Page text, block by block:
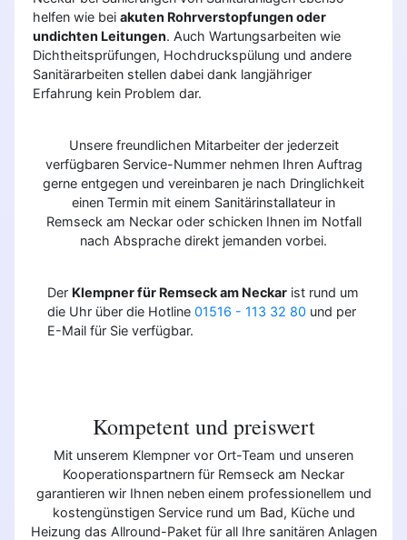
helfen wie bei akuten Rohrverstopfungen oder
undichten Leitungen. Auch Wartungsarbeiten wie
Dichtheitsprüfungen, Hochdruckspülung und andere
Sanitärarbeiten stellen dabei dank langjähriger
Erfahrung kein Problem dar.
Unsere freundlichen Mitarbeiter der jederzeit
verfügbaren Service-Nummer nehmen Ihren Auftrag
gerne entgegen und vereinbaren je nach Dringlichkeit
einen Termin mit einem Sanitärinstallateur in
Remseck am Neckar oder schicken Ihnen im Notfall
nach Absprache direkt jemanden vorbei.
Der Klempner für Remseck am Neckar ist rund um
die Uhr über die Hotline 01516 - 113 32 80 und per
E-Mail für Sie verfügbar.
Kompetent und preiswert
Mit unserem Klempner vor Ort-Team und unseren
Kooperationspartnern für Remseck am Neckar
garantieren wir Ihnen neben einem professionellem und
kostengünstigen Service rund um Bad, Küche und
Heizung das Allround-Paket für all Ihre sanitären Anlagen